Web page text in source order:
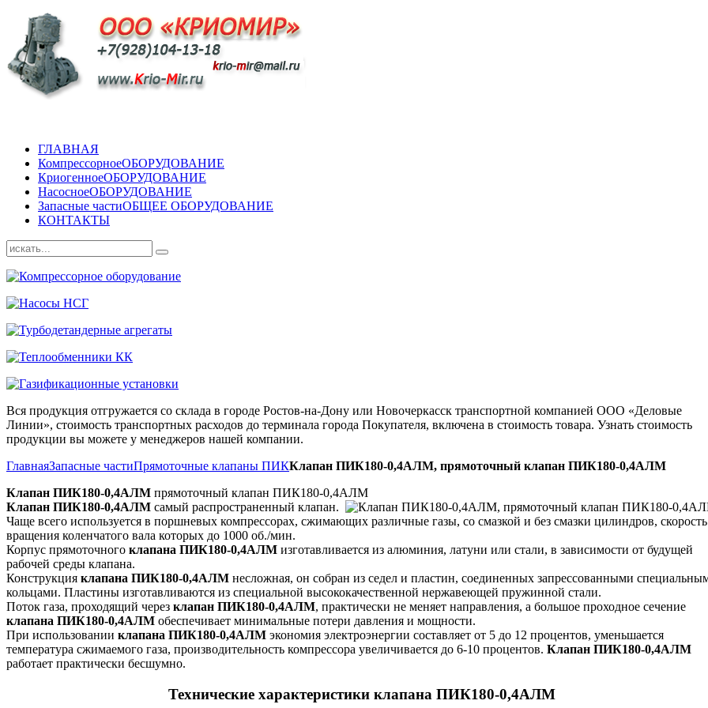
ГЛАВНАЯ
КомпрессорноеОБОРУДОВАНИЕ
КриогенноеОБОРУДОВАНИЕ
НасосноеОБОРУДОВАНИЕ
Запасные частиОБЩЕЕ ОБОРУДОВАНИЕ
КОНТАКТЫ
Вся продукция отгружается со склада в городе Ростов-на-Дону или Новочеркасск транспортной компанией ООО «Деловые
Линии», стоимость транспортных расходов до терминала города Покупателя, включена в стоимость товара. Узнать стоимость
продукции вы можете у менеджеров нашей компании.
ГлавнаяЗапасные частиПрямоточные клапаны ПИККлапан ПИК180-0,4АЛМ, прямоточный клапан ПИК180-0,4АЛМ
Клапан ПИК180-0,4АЛМ прямоточный клапан ПИК180-0,4АЛМ
Клапан ПИК180-0,4АЛМ самый распространенный клапан.
Чаще всего используется в поршневых компрессорах, сжимающих различные газы, со смазкой и без смазки цилиндров, скорость
вращения коленчатого вала которых до 1000 об./мин.
Корпус прямоточного клапана ПИК180-0,4АЛМ изготавливается из алюминия, латуни или стали, в зависимости от будущей
рабочей среды клапана.
Конструкция клапана ПИК180-0,4АЛМ несложная, он собран из седел и пластин, соединенных запрессованными
кольцами. Пластины изготавливаются из специальной высококачественной нержавеющей пружинной стали.
Поток газа, проходящий через клапан ПИК180-0,4АЛМ, практически не меняет направления, а большое проходное сечение
клапана ПИК180-0,4АЛМ обеспечивает минимальные потери давления и мощности.
При использовании клапана ПИК180-0,4АЛМ экономия электроэнергии составляет от 5 до 12 процентов, уменьшается
температура сжимаемого газа, производительность компрессора увеличивается до 6-10 процентов. Клапан ПИК180-0,4АЛМ
работает практически бесшумно.
Технические характеристики клапана ПИК180-0,4АЛМ